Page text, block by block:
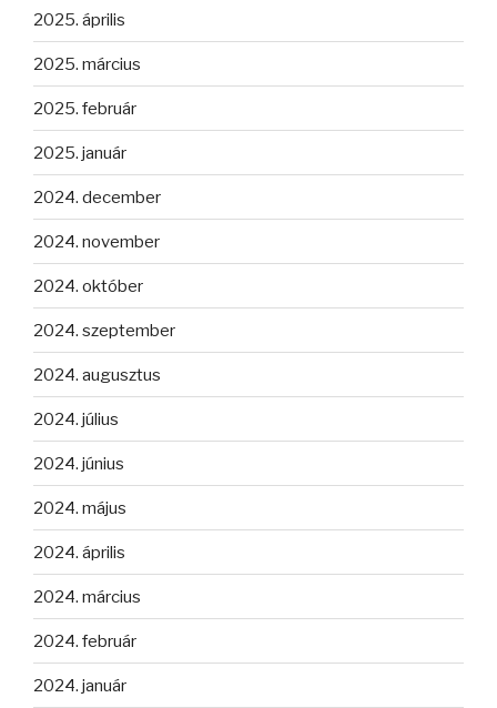
2025. április
2025. március
2025. február
2025. január
2024. december
2024. november
2024. október
2024. szeptember
2024. augusztus
2024. július
2024. június
2024. május
2024. április
2024. március
2024. február
2024. január